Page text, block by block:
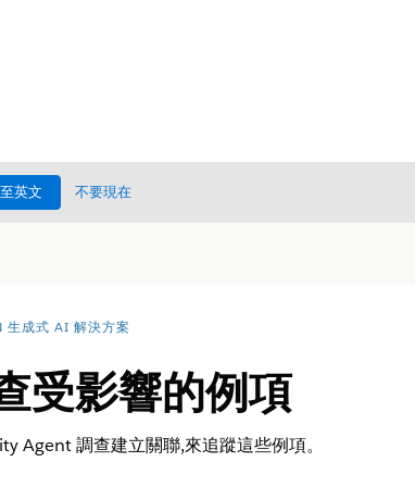
英文 不要現在
生成式 AI 解決方案
受影響的例項
Agent 調查建立關聯,來追蹤這些例項。